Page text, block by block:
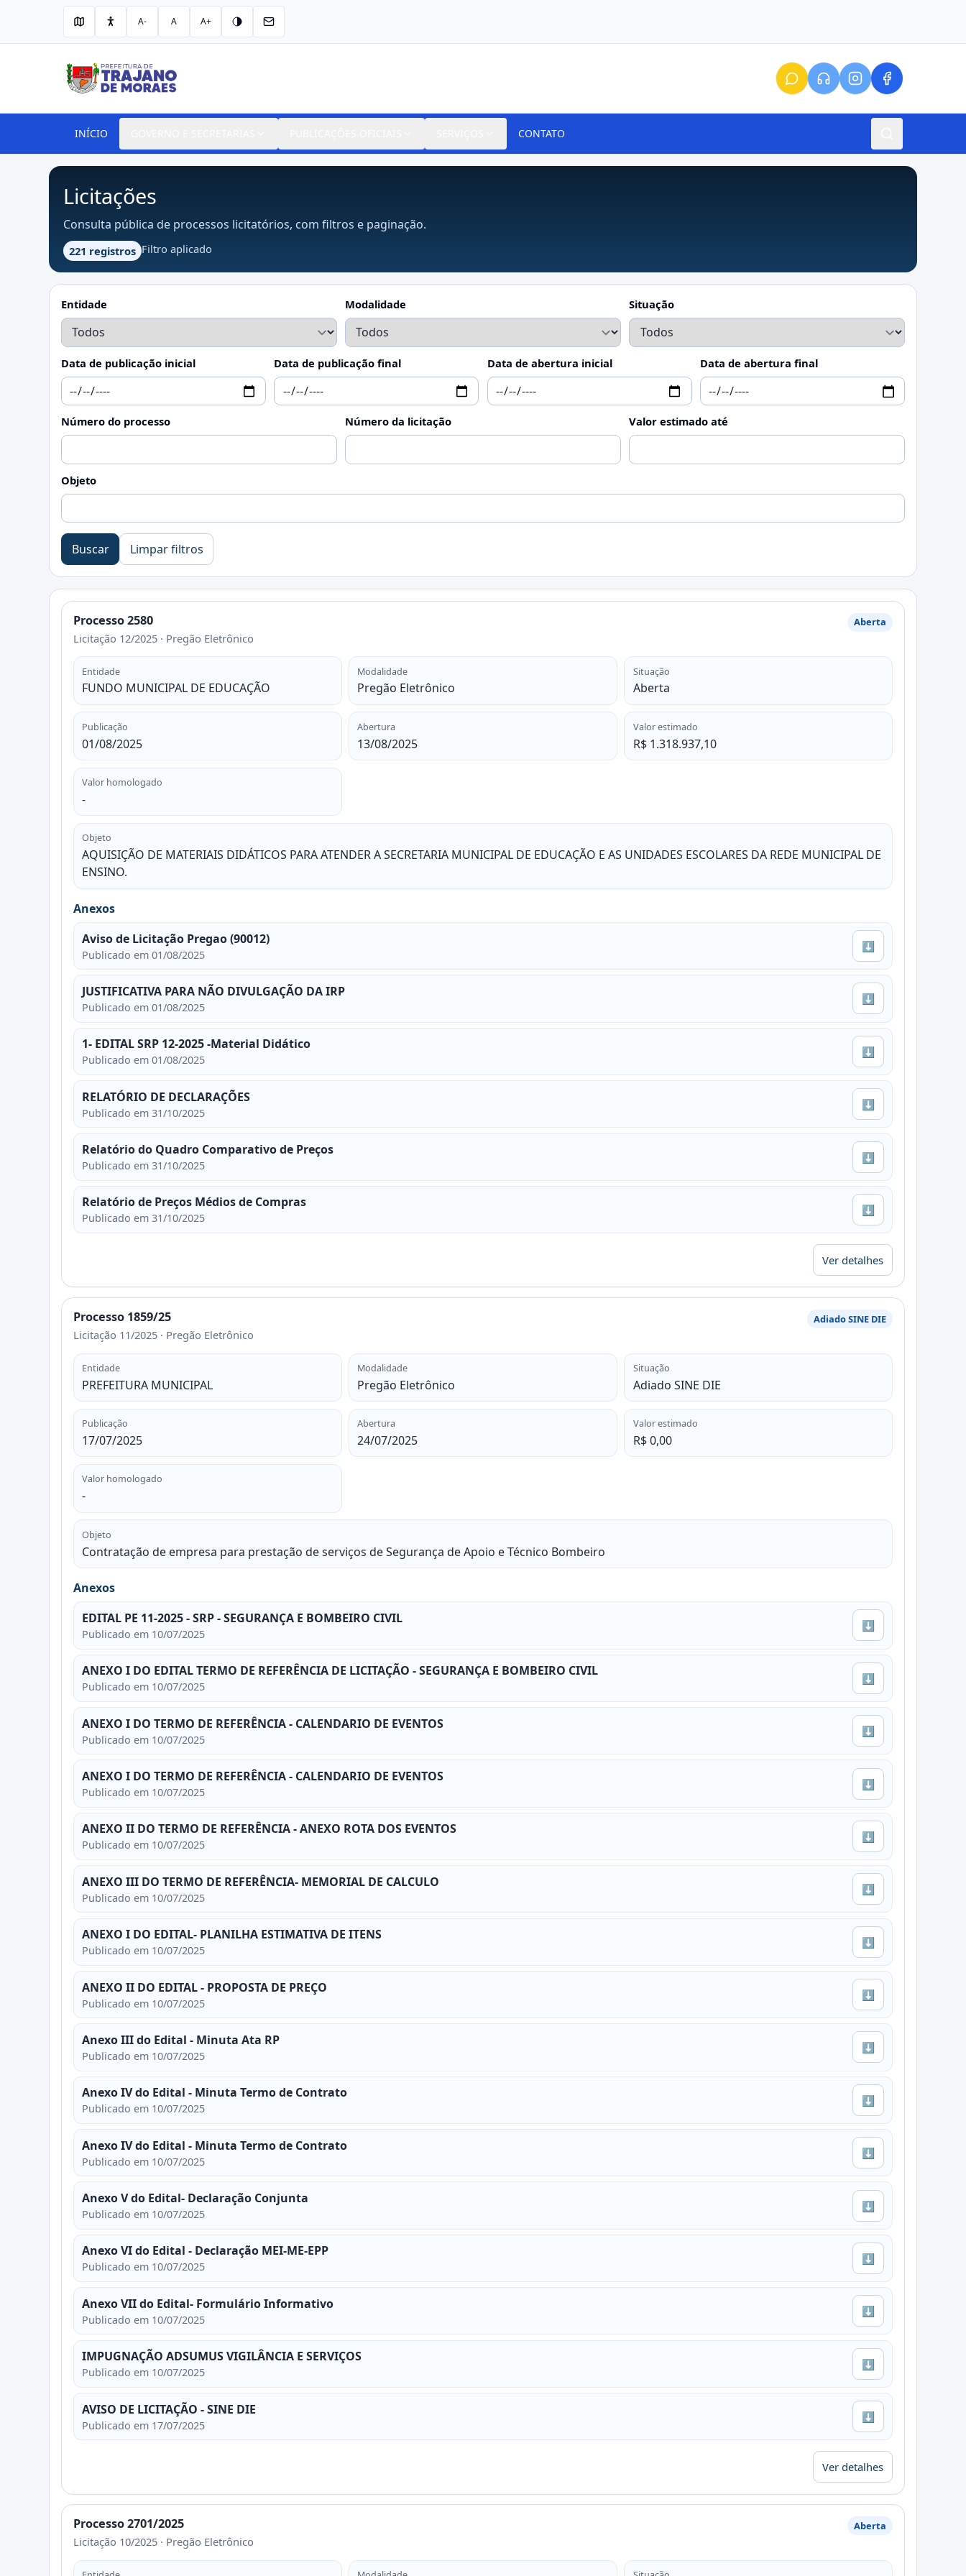
A- A A+
INÍCIO CONTATO
Licitações
Consulta pública de processos licitatórios, com filtros e paginação.
221 registros Filtro aplicado
Entidade Modalidade Situação
Data de publicação inicial Data de publicação final Data de abertura inicial Data de abertura final
Número do processo Número da licitação Valor estimado até
Objeto
Buscar Limpar filtros
Processo 2580
Licitação 12/2025 · Pregão Eletrônico
Aberta
Entidade
FUNDO MUNICIPAL DE EDUCAÇÃO
Modalidade
Pregão Eletrônico
Situação
Aberta
Publicação
01/08/2025
Abertura
13/08/2025
Valor estimado
R$ 1.318.937,10
Valor homologado
-
Objeto
AQUISIÇÃO DE MATERIAIS DIDÁTICOS PARA ATENDER A SECRETARIA MUNICIPAL DE EDUCAÇÃO E AS UNIDADES ESCOLARES DA REDE MUNICIPAL DE
ENSINO.
Anexos
Aviso de Licitação Pregao (90012)
Publicado em 01/08/2025
⬇
JUSTIFICATIVA PARA NÃO DIVULGAÇÃO DA IRP
Publicado em 01/08/2025
⬇
1- EDITAL SRP 12-2025 -Material Didático
Publicado em 01/08/2025
⬇
RELATÓRIO DE DECLARAÇÕES
Publicado em 31/10/2025
⬇
Relatório do Quadro Comparativo de Preços
Publicado em 31/10/2025
⬇
Relatório de Preços Médios de Compras
Publicado em 31/10/2025
⬇
Ver detalhes
Processo 1859/25
Licitação 11/2025 · Pregão Eletrônico
Adiado SINE DIE
Entidade
PREFEITURA MUNICIPAL
Modalidade
Pregão Eletrônico
Situação
Adiado SINE DIE
Publicação
17/07/2025
Abertura
24/07/2025
Valor estimado
R$ 0,00
Valor homologado
-
Objeto
Contratação de empresa para prestação de serviços de Segurança de Apoio e Técnico Bombeiro
Anexos
EDITAL PE 11-2025 - SRP - SEGURANÇA E BOMBEIRO CIVIL
Publicado em 10/07/2025
⬇
ANEXO I DO EDITAL TERMO DE REFERÊNCIA DE LICITAÇÃO - SEGURANÇA E BOMBEIRO CIVIL
Publicado em 10/07/2025
⬇
ANEXO I DO TERMO DE REFERÊNCIA - CALENDARIO DE EVENTOS
Publicado em 10/07/2025
⬇
ANEXO I DO TERMO DE REFERÊNCIA - CALENDARIO DE EVENTOS
Publicado em 10/07/2025
⬇
ANEXO II DO TERMO DE REFERÊNCIA - ANEXO ROTA DOS EVENTOS
Publicado em 10/07/2025
⬇
ANEXO III DO TERMO DE REFERÊNCIA- MEMORIAL DE CALCULO
Publicado em 10/07/2025
⬇
ANEXO I DO EDITAL- PLANILHA ESTIMATIVA DE ITENS
Publicado em 10/07/2025
⬇
ANEXO II DO EDITAL - PROPOSTA DE PREÇO
Publicado em 10/07/2025
⬇
Anexo III do Edital - Minuta Ata RP
Publicado em 10/07/2025
⬇
Anexo IV do Edital - Minuta Termo de Contrato
Publicado em 10/07/2025
⬇
Anexo IV do Edital - Minuta Termo de Contrato
Publicado em 10/07/2025
⬇
Anexo V do Edital- Declaração Conjunta
Publicado em 10/07/2025
⬇
Anexo VI do Edital - Declaração MEI-ME-EPP
Publicado em 10/07/2025
⬇
Anexo VII do Edital- Formulário Informativo
Publicado em 10/07/2025
⬇
IMPUGNAÇÃO ADSUMUS VIGILÂNCIA E SERVIÇOS
Publicado em 10/07/2025
⬇
AVISO DE LICITAÇÃO - SINE DIE
Publicado em 17/07/2025
⬇
Ver detalhes
Processo 2701/2025
Licitação 10/2025 · Pregão Eletrônico
Aberta